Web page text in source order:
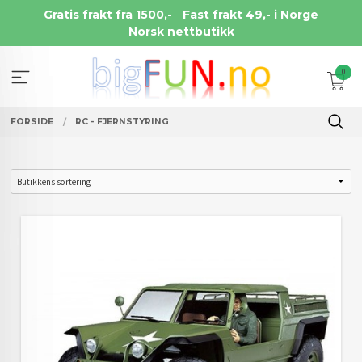
Gratis frakt fra 1500,-
Fast frakt 49,- i Norge
Norsk nettbutikk
0
FORSIDE RC - FJERNSTYRING